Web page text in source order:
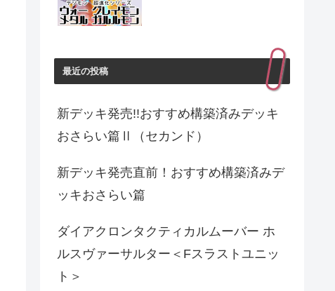
最近の投稿
新デッキ発売!!おすすめ構築済みデッキ
おさらい篇Ⅱ（セカンド）
新デッキ発売直前！おすすめ構築済みデ
ッキおさらい篇
ダイアクロンタクティカルムーバー ホ
ルスヴァーサルター＜Fスラストユニッ
ト＞